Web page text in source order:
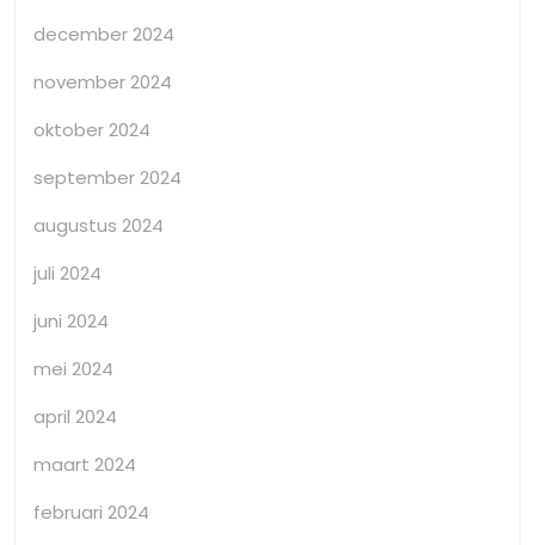
december 2024
november 2024
oktober 2024
september 2024
augustus 2024
juli 2024
juni 2024
mei 2024
april 2024
maart 2024
februari 2024